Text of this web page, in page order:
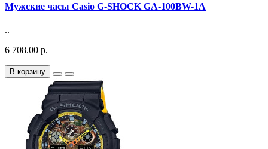
Мужские часы Casio G-SHOCK GA-100BW-1A
..
6 708.00 р.
В корзину